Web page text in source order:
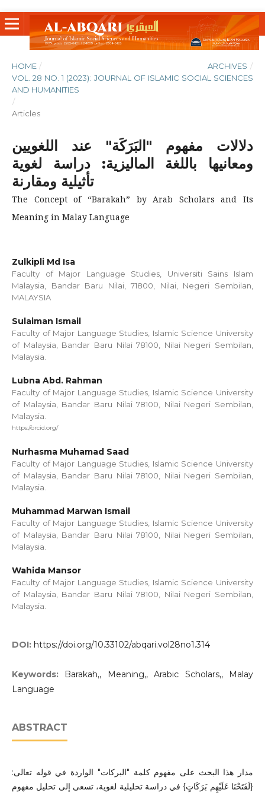
HOME / ARCHIVES /
VOL. 28 NO. 1 (2023): JOURNAL OF ISLAMIC SOCIAL SCIENCES
AND HUMANITIES
/
Articles
دلالات مفهوم "البَرَكَة" عند اللغويين
ومعانيها باللغة الماليزية: دراسة لغوية
تأثيلية ومقارنة
The Concept of “Barakah” by Arab Scholars and Its
Meaning in Malay Language
Zulkipli Md Isa
Faculty of Major Language Studies, Universiti Sains Islam
Malaysia, Bandar Baru Nilai, 71800, Nilai, Negeri Sembilan,
MALAYSIA
Sulaiman Ismail
Faculty of Major Language Studies, Islamic Science University
of Malaysia, Bandar Baru Nilai 78100, Nilai Negeri Sembilan,
Malaysia.
Lubna Abd. Rahman
Faculty of Major Language Studies, Islamic Science University
of Malaysia, Bandar Baru Nilai 78100, Nilai Negeri Sembilan,
Malaysia.
https://orcid.org/
Nurhasma Muhamad Saad
Faculty of Major Language Studies, Islamic Science University
of Malaysia, Bandar Baru Nilai 78100, Nilai Negeri Sembilan,
Malaysia.
Muhammad Marwan Ismail
Faculty of Major Language Studies, Islamic Science University
of Malaysia, Bandar Baru Nilai 78100, Nilai Negeri Sembilan,
Malaysia.
Wahida Mansor
Faculty of Major Language Studies, Islamic Science University
of Malaysia, Bandar Baru Nilai 78100, Nilai Negeri Sembilan,
Malaysia.
DOI: https://doi.org/10.33102/abqari.vol28no1.314
Keywords:
Barakah,, Meaning,, Arabic Scholars,, Malay
Language
ABSTRACT
مدار هذا البحث على مفهوم كلمة "البركات" الواردة في قوله تعالى:
{لَفَتَحْنَا عَلَيْهِم بَرَكَاتٍ} في دراسة تحليلية لغوية، تسعى إلى تحليل مفهوم